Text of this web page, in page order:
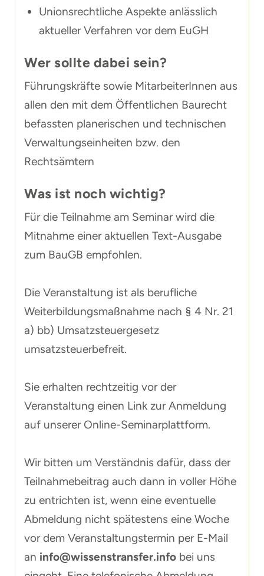
Unionsrechtliche Aspekte anlässlich
aktueller Verfahren vor dem EuGH
Wer sollte dabei sein?
Führungskräfte sowie MitarbeiterInnen aus
allen den mit dem Öffentlichen Baurecht
befassten planerischen und technischen
Verwaltungseinheiten bzw. den
Rechtsämtern
Was ist noch wichtig?
Für die Teilnahme am Seminar wird die
Mitnahme einer aktuellen Text-Ausgabe
zum BauGB empfohlen.
Die Veranstaltung ist als berufliche
Weiterbildungsmaßnahme nach § 4 Nr. 21
a) bb) Umsatzsteuergesetz
umsatzsteuerbefreit.
Sie erhalten rechtzeitig vor der
Veranstaltung einen Link zur Anmeldung
auf unserer Online-Seminarplattform.
Wir bitten um Verständnis dafür, dass der
Teilnahmebeitrag auch dann in voller Höhe
zu entrichten ist, wenn eine eventuelle
Abmeldung nicht spätestens eine Woche
vor dem Veranstaltungstermin per E-Mail
an info@wissenstransfer.info bei uns